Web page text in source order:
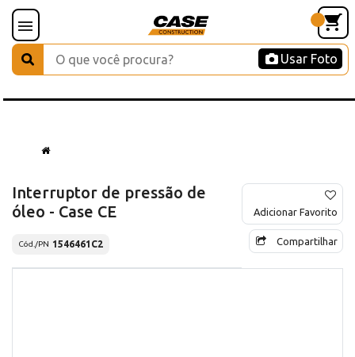
Usar Foto
Interruptor de pressão de
óleo - Case CE
Cód./PN 1546461C2
Adicionar Favorito
Compartilhar